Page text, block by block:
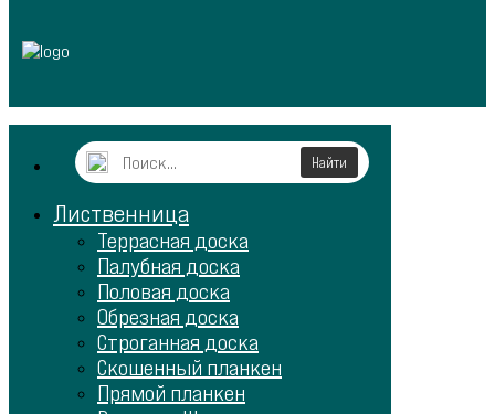
Лиственница
Террасная доска
Палубная доска
Половая доска
Обрезная доска
Строганная доска
Скошенный планкен
Прямой планкен